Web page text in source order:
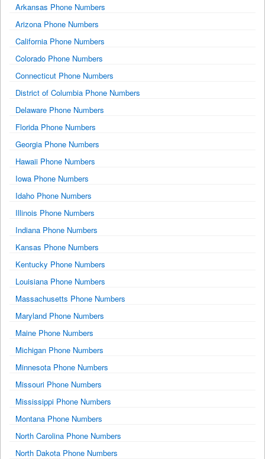
Arkansas Phone Numbers
Arizona Phone Numbers
California Phone Numbers
Colorado Phone Numbers
Connecticut Phone Numbers
District of Columbia Phone Numbers
Delaware Phone Numbers
Florida Phone Numbers
Georgia Phone Numbers
Hawaii Phone Numbers
Iowa Phone Numbers
Idaho Phone Numbers
Illinois Phone Numbers
Indiana Phone Numbers
Kansas Phone Numbers
Kentucky Phone Numbers
Louisiana Phone Numbers
Massachusetts Phone Numbers
Maryland Phone Numbers
Maine Phone Numbers
Michigan Phone Numbers
Minnesota Phone Numbers
Missouri Phone Numbers
Mississippi Phone Numbers
Montana Phone Numbers
North Carolina Phone Numbers
North Dakota Phone Numbers